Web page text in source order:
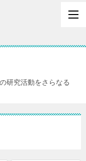
研究活動をさらなる